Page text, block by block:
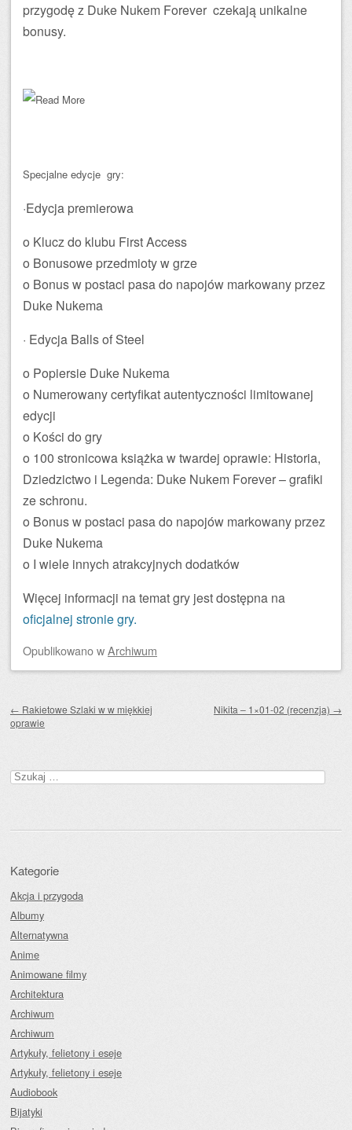
przygodę z Duke Nukem Forever czekają unikalne
bonusy.
Specjalne edycje gry:
·Edycja premierowa
o Klucz do klubu First Access
o Bonusowe przedmioty w grze
o Bonus w postaci pasa do napojów markowany przez
Duke Nukema
· Edycja Balls of Steel
o Popiersie Duke Nukema
o Numerowany certyfikat autentyczności limitowanej
edycji
o Kości do gry
o 100 stronicowa książka w twardej oprawie: Historia,
Dziedzictwo i Legenda: Duke Nukem Forever – grafiki
ze schronu.
o Bonus w postaci pasa do napojów markowany przez
Duke Nukema
o I wiele innych atrakcyjnych dodatków
Więcej informacji na temat gry jest dostępna na
oficjalnej stronie gry.
OpublikowanowArchiwum
← Rakietowe Szlaki w w miękkiej
oprawie
Nikita – 1×01-02 (recenzja) →
Szukaj:
Kategorie
Akcja i przygoda
Albumy
Alternatywna
Anime
Animowane filmy
Architektura
Archiwum
Archiwum
Artykuły, felietony i eseje
Artykuły, felietony i eseje
Audiobook
Bijatyki